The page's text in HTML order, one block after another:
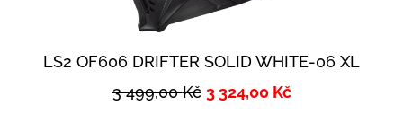
LS2 OF606 DRIFTER SOLID WHITE-06 XL
3 499,00Kč 3 324,00 Kč